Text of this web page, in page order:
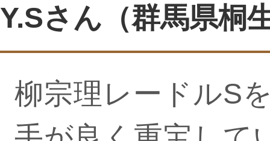
Y.Sさん（群馬県桐
柳宗理レードルS